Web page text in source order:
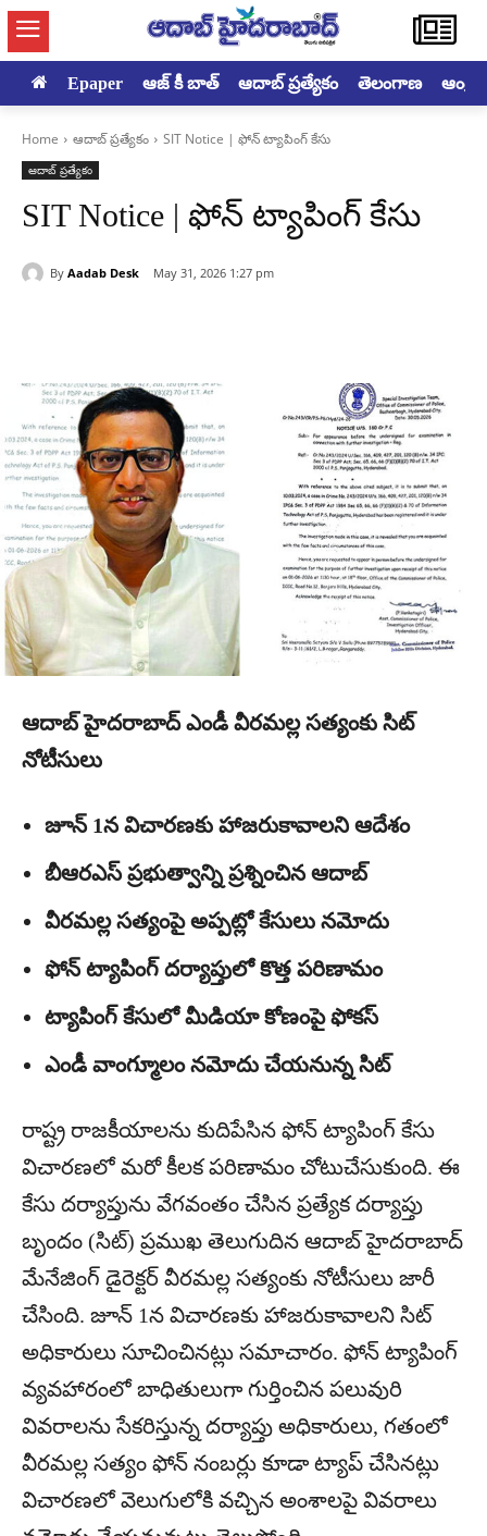
Epaper ఆజ్ కీ బాత్ ఆదాబ్ ప్రత్యేకం తెలంగాణ
Home ఆదాబ్ ప్రత్యేకం SIT Notice | ఫోన్ ట్యాపింగ్ కేసు
ఆదాబ్ ప్రత్యేకం
SIT Notice | ఫోన్ ట్యాపింగ్ కేసు
By Aadab Desk May 31, 2026 1:27 pm
ఆదాబ్ హైదరాబాద్ ఎండీ వీరమల్ల సత్యంకు సిట్
నోటీసులు
జూన్ 1న విచారణకు హాజరుకావాలని ఆదేశం
బీఆరఎస్ ప్రభుత్వాన్ని ప్రశ్నించిన ఆదాబ్
వీరమల్ల సత్యంపై అప్పట్లో కేసులు నమోదు
ఫోన్ ట్యాపింగ్ దర్యాప్తులో కొత్త పరిణామం
ట్యాపింగ్ కేసులో మీడియా కోణంపై ఫోకస్
ఎండీ వాంగ్మూలం నమోదు చేయనున్న సిట్
రాష్ట్ర రాజకీయాలను కుదిపేసిన ఫోన్ ట్యాపింగ్ కేసు
విచారణలో మరో కీలక పరిణామం చోటుచేసుకుంది. ఈ
కేసు దర్యాప్తును వేగవంతం చేసిన ప్రత్యేక దర్యాప్తు
బృందం (సిట్) ప్రముఖ తెలుగుదిన ఆదాబ్ హైదరాబాద్
మేనేజింగ్ డైరెక్టర్ వీరమల్ల సత్యంకు నోటీసులు జారీ
చేసింది. జూన్ 1న విచారణకు హాజరుకావాలని సిట్
అధికారులు సూచించినట్లు సమాచారం. ఫోన్ ట్యాపింగ్
వ్యవహారంలో బాధితులుగా గుర్తించిన పలువురి
వివరాలను సేకరిస్తున్న దర్యాప్తు అధికారులు, గతంలో
వీరమల్ల సత్యం ఫోన్ నంబర్లు కూడా ట్యాప్ చేసినట్లు
విచారణలో వెలుగులోకి వచ్చిన అంశాలపై వివరాలు